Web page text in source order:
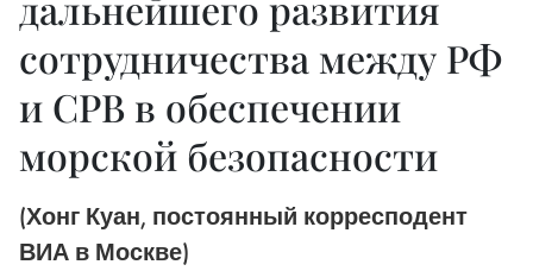
сотрудничества между РФ
и СРВ в обеспечении
морской безопасности
(Хонг Куан, постоянный корресподент
ВИА в Москве)